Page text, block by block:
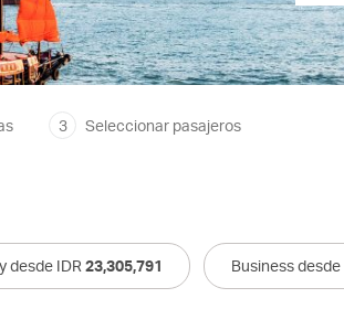
3 Seleccionar pasajeros
desde IDR 23,305,791 Business desde